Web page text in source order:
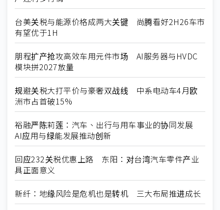
台美关税与能源价格成两大关键 尚腾看好2H26车市
有望优于1H
朋程扩产抢攻高效车用元件市场 AI服务器与HVDC
模块拼2027放量
规避关税大打平价与豪奢双战线 中系电动车4月欧
洲市占首破15%
裕融严陈莉莲：汽车、出行与用车事业的协同发展
AI应用与绿能发展推动创新
回应232关税优惠上路 东阳：对台湾汽车零件产业
具正面意义
新纤：地缘风险是危机也是转机 三大布局推进成长